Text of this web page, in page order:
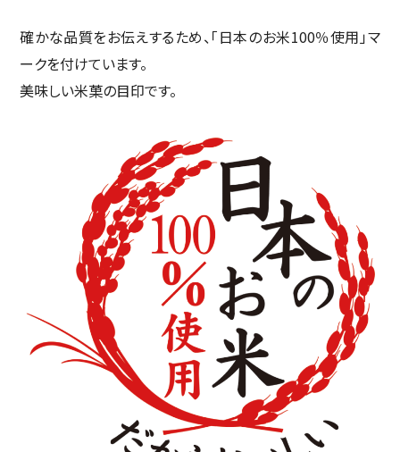
確かな品質をお伝えするため、「日本のお米100％使用」マ
ークを付けています。
美味しい米菓の目印です。